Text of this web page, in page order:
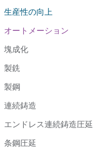
生産性の向上
オートメーション
塊成化
製銑
製鋼
連続鋳造
エンドレス連続鋳造圧延
条鋼圧延